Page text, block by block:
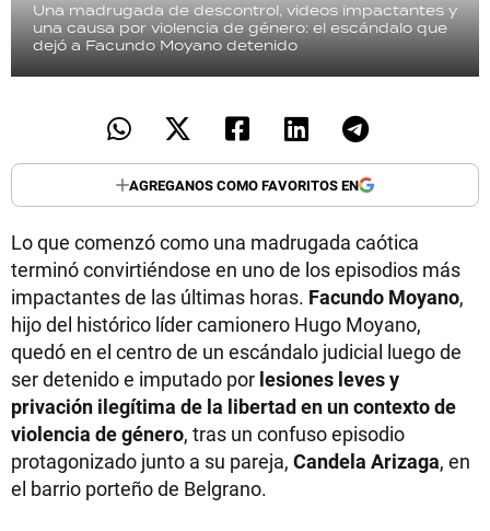
Una madrugada de descontrol, videos impactantes y
una causa por violencia de género: el escándalo que
dejó a Facundo Moyano detenido
AGREGANOS COMO FAVORITOS EN
Lo que comenzó como una madrugada caótica
terminó convirtiéndose en uno de los episodios más
impactantes de las últimas horas. Facundo Moyano,
hijo del histórico líder camionero Hugo Moyano,
quedó en el centro de un escándalo judicial luego de
ser detenido e imputado por lesiones leves y
privación ilegítima de la libertad en un contexto de
violencia de género, tras un confuso episodio
protagonizado junto a su pareja, Candela Arizaga, en
el barrio porteño de Belgrano.